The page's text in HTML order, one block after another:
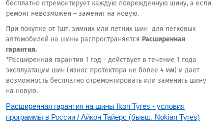
бесплатно отремонтирует каждую поврежденную шину, а если
ремонт невозможен – заменит на новую.
При покупке от 1шт. зимних или летних шин для легковых
автомобилей на шины распространяется Расширенная
гарантия.
*Расширенная гарантия 1 год - действует в течение 1 года
эксплуатации шин (износ протектора не более 4 мм) и дает
возможность бесплатно отремонтировать или заменить шину
на новую.
Расширенная гарантия на шины Ikon Tyres - условия
программы в России / Айкон Тайерс (бывш. Nokian Tyres)